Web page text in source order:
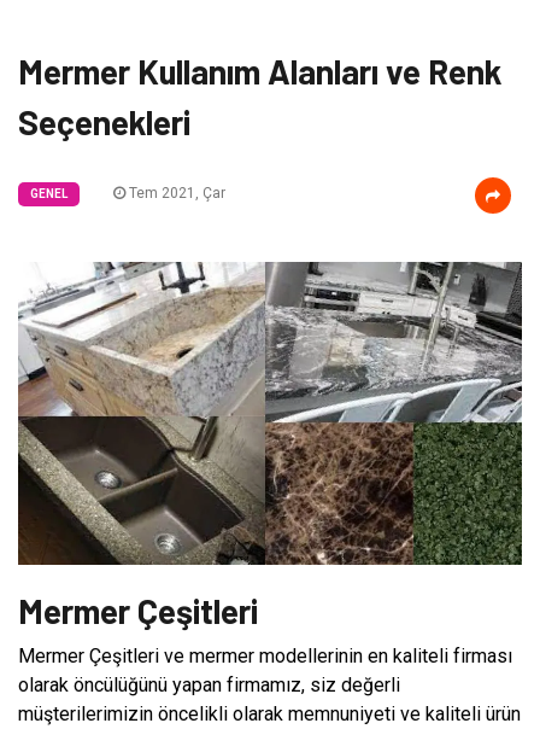
Mermer Kullanım Alanları ve Renk
Seçenekleri
GENEL Tem 2021, Çar
Mermer Çeşitleri
Mermer Çeşitleri ve mermer modellerinin en kaliteli firması
olarak öncülüğünü yapan firmamız, siz değerli
müşterilerimizin öncelikli olarak memnuniyeti ve kaliteli ürün